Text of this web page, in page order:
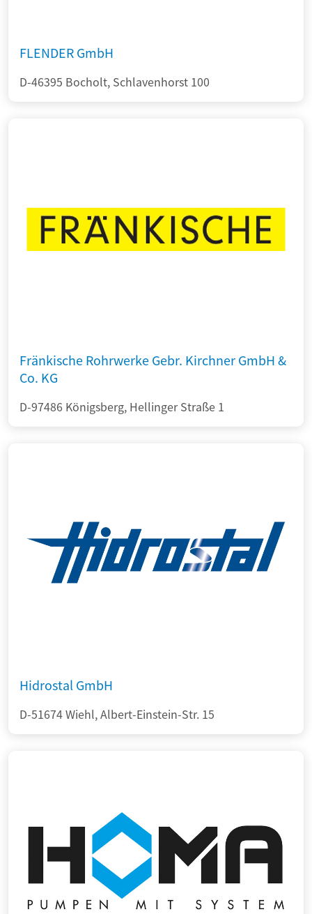
FLENDER GmbH
D-46395 Bocholt, Schlavenhorst 100
Fränkische Rohrwerke Gebr. Kirchner GmbH &
Co. KG
D-97486 Königsberg, Hellinger Straße 1
Hidrostal GmbH
D-51674 Wiehl, Albert-Einstein-Str. 15